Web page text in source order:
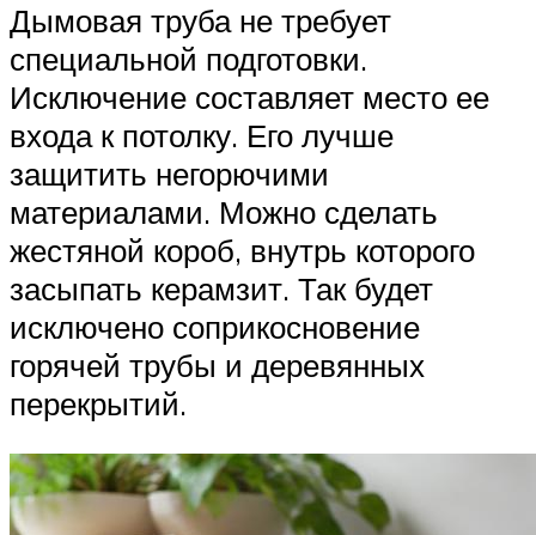
Дымовая труба не требует
специальной подготовки.
Исключение составляет место ее
входа к потолку. Его лучше
защитить негорючими
материалами. Можно сделать
жестяной короб, внутрь которого
засыпать керамзит. Так будет
исключено соприкосновение
горячей трубы и деревянных
перекрытий.